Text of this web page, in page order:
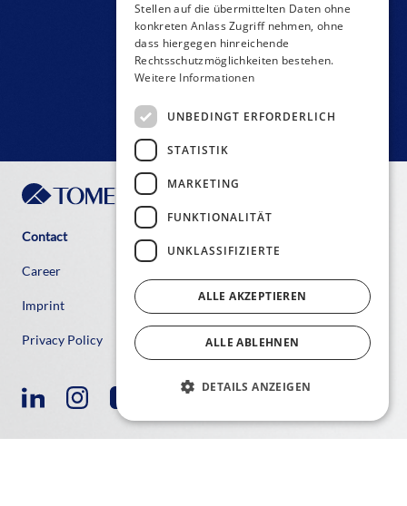
Contact
Career
Imprint
Privacy Policy
Stellen auf die übermittelten Daten ohne
konkreten Anlass Zugriff nehmen, ohne
dass hiergegen hinreichende
Rechtsschutzmöglichkeiten bestehen.
Weitere Informationen
UNBEDINGT ERFORDERLICH
STATISTIK
MARKETING
FUNKTIONALITÄT
UNKLASSIFIZIERTE
ALLE AKZEPTIEREN
ALLE ABLEHNEN
DETAILS ANZEIGEN